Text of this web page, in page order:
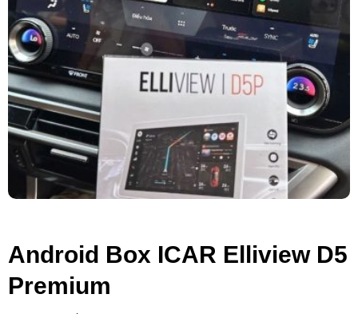
Android Box ICAR Elliview D5
Premium